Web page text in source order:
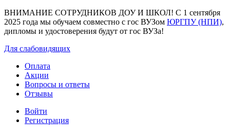
ВНИМАНИЕ СОТРУДНИКОВ ДОУ И ШКОЛ! С 1 сентября
2025 года мы обучаем совместно с гос ВУЗом ЮРГПУ (НПИ),
дипломы и удостоверения будут от гос ВУЗа!
Для слабовидящих
Оплата
Акции
Вопросы и ответы
Отзывы
Войти
Регистрация